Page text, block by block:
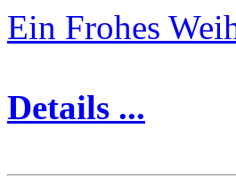
Ein Frohes
Details ...